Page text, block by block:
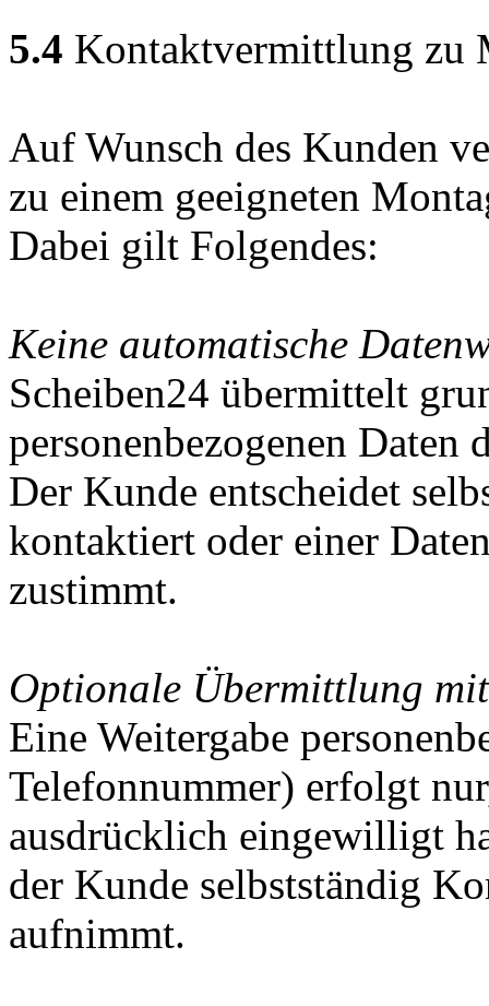
5.4 Kontaktvermittlung zu
Auf Wunsch des Kunden
zu einem geeigneten
Dabei gilt Folgendes:
Keine automatische
Scheiben24 übermittelt
personenbezogenen Daten
Der Kunde entscheidet
kontaktiert oder einer
zustimmt.
Optionale Übermittlung
Eine Weitergabe
Telefonnummer) erfolgt
ausdrücklich eingewilligt
der Kunde selbstständig
aufnimmt.